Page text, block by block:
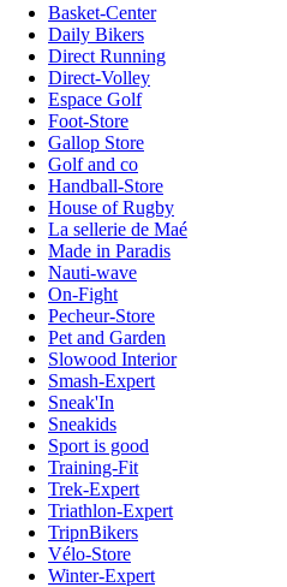
Basket-Center
Daily Bikers
Direct Running
Direct-Volley
Espace Golf
Foot-Store
Gallop Store
Golf and co
Handball-Store
House of Rugby
La sellerie de Maé
Made in Paradis
Nauti-wave
On-Fight
Pecheur-Store
Pet and Garden
Slowood Interior
Smash-Expert
Sneak'In
Sneakids
Sport is good
Training-Fit
Trek-Expert
Triathlon-Expert
TripnBikers
Vélo-Store
Winter-Expert